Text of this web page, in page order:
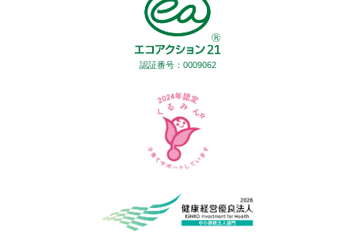
認証番号：0009062